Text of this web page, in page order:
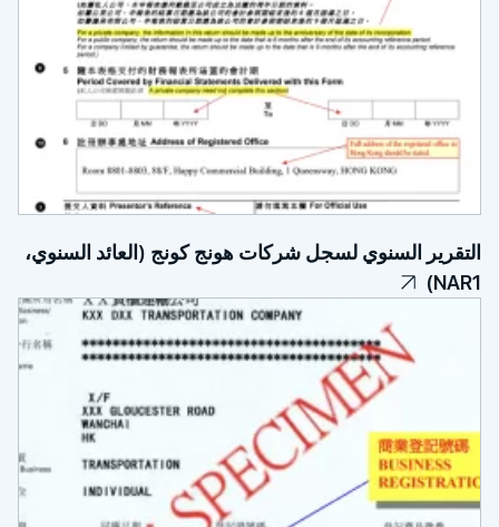
السنوي لسجل شركات هونج كونج (العائد السنوي،